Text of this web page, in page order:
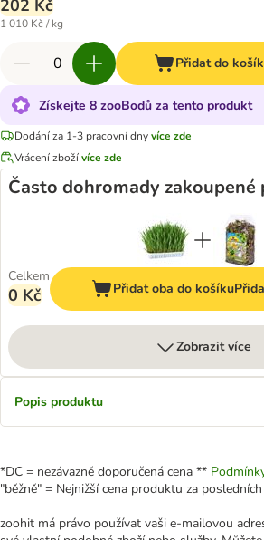
202 Kč
1 010 Kč / kg
Přidat do
Získejte 8 zooBodů za tento produkt
Dodání za 1-3 pracovní dnyvíce zde
Vrácení zbožívíce zde
Často dohromady
Celkem
0 Kč Přidat oba do košíku
Zobrazit více
Popis produktu
*DC = nezávazně doporučená cena **
"běžně" = Nejnižší cena produktu za
zoohit má právo používat vaši e-mailovou